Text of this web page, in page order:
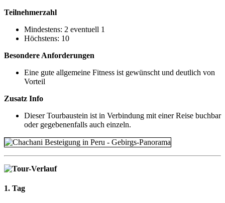
Teilnehmerzahl
Mindestens: 2 eventuell 1
Höchstens: 10
Besondere Anforderungen
Eine gute allgemeine Fitness ist gewünscht und deutlich von
Vorteil
Zusatz Info
Dieser Tourbaustein ist in Verbindung mit einer Reise buchbar
oder gegebenenfalls auch einzeln.
1. Tag